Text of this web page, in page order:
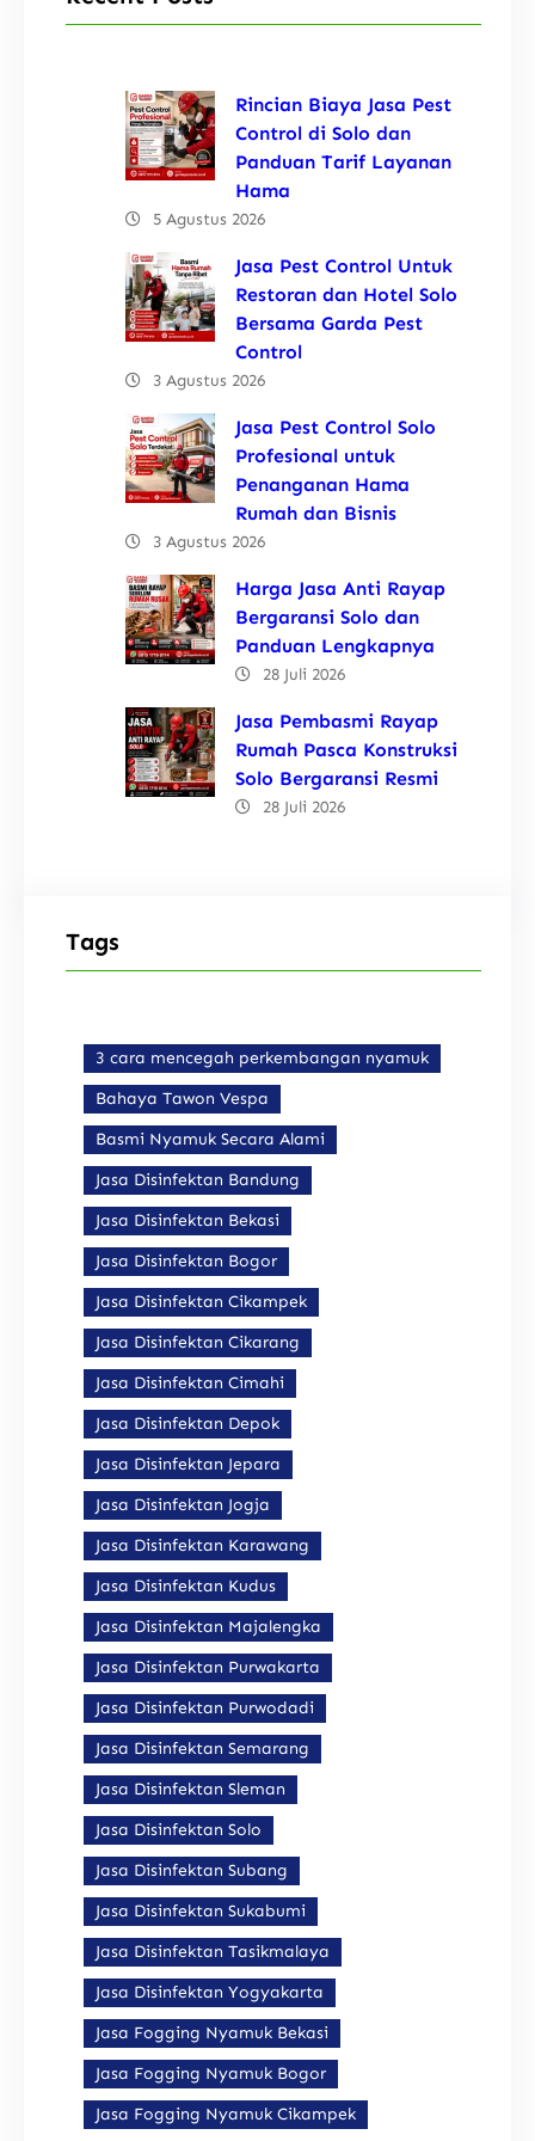
Rincian Biaya Jasa Pest
Control di Solo dan
Panduan Tarif Layanan
Hama
5 Agustus 2026
Jasa Pest Control Untuk
Restoran dan Hotel Solo
Bersama Garda Pest
Control
3 Agustus 2026
Jasa Pest Control Solo
Profesional untuk
Penanganan Hama
Rumah dan Bisnis
3 Agustus 2026
Harga Jasa Anti Rayap
Bergaransi Solo dan
Panduan Lengkapnya
28 Juli 2026
Jasa Pembasmi Rayap
Rumah Pasca Konstruksi
Solo Bergaransi Resmi
28 Juli 2026
Tags
3 cara mencegah perkembangan nyamuk
Bahaya Tawon Vespa
Basmi Nyamuk Secara Alami
Jasa Disinfektan Bandung
Jasa Disinfektan Bekasi
Jasa Disinfektan Bogor
Jasa Disinfektan Cikampek
Jasa Disinfektan Cikarang
Jasa Disinfektan Cimahi
Jasa Disinfektan Depok
Jasa Disinfektan Jepara
Jasa Disinfektan Jogja
Jasa Disinfektan Karawang
Jasa Disinfektan Kudus
Jasa Disinfektan Majalengka
Jasa Disinfektan Purwakarta
Jasa Disinfektan Purwodadi
Jasa Disinfektan Semarang
Jasa Disinfektan Sleman
Jasa Disinfektan Solo
Jasa Disinfektan Subang
Jasa Disinfektan Sukabumi
Jasa Disinfektan Tasikmalaya
Jasa Disinfektan Yogyakarta
Jasa Fogging Nyamuk Bekasi
Jasa Fogging Nyamuk Bogor
Jasa Fogging Nyamuk Cikampek